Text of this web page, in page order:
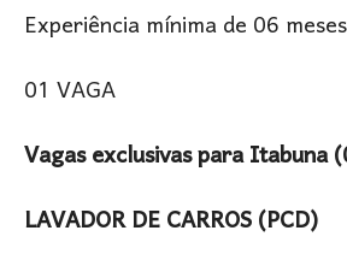
Experiência mínima de 06
01 VAGA
Vagas exclusivas para Itabuna
LAVADOR DE CARROS (PCD)